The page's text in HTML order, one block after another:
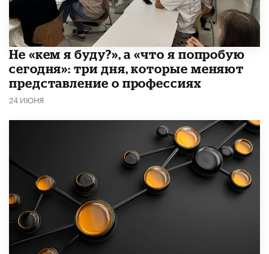
Не «кем я буду?», а «что я попробую
сегодня»: три дня, которые меняют
представление о профессиях
24 ИЮНЯ